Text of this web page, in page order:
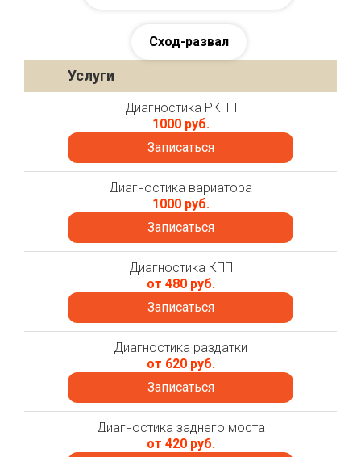
Сход-развал
Услуги
Диагностика РКПП
1000 руб.
Записаться
Диагностика вариатора
1000 руб.
Записаться
Диагностика КПП
от 480 руб.
Записаться
Диагностика раздатки
от 620 руб.
Записаться
Диагностика заднего моста
от 420 руб.